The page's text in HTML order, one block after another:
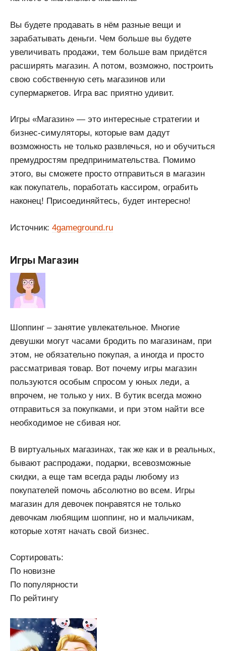
Вы будете продавать в нём разные вещи и
зарабатывать деньги. Чем больше вы будете
увеличивать продажи, тем больше вам придётся
расширять магазин. А потом, возможно, построить
свою собственную сеть магазинов или
супермаркетов. Игра вас приятно удивит.
Игры «Магазин» — это интересные стратегии и
бизнес-симуляторы, которые вам дадут
возможность не только развлечься, но и обучиться
премудростям предпринимательства. Помимо
этого, вы сможете просто отправиться в магазин
как покупатель, поработать кассиром, ограбить
наконец! Присоединяйтесь, будет интересно!
Источник: 4gameground.ru
Игры Магазин
Шоппинг – занятие увлекательное. Многие
девушки могут часами бродить по магазинам, при
этом, не обязательно покупая, а иногда и просто
рассматривая товар. Вот почему игры магазин
пользуются особым спросом у юных леди, а
впрочем, не только у них. В бутик всегда можно
отправиться за покупками, и при этом найти все
необходимое не сбивая ног.
В виртуальных магазинах, так же как и в реальных,
бывают распродажи, подарки, всевозможные
скидки, а еще там всегда рады любому из
покупателей помочь абсолютно во всем. Игры
магазин для девочек понравятся не только
девочкам любящим шоппинг, но и мальчикам,
которые хотят начать свой бизнес.
Сортировать:
По новизне
По популярности
По рейтингу